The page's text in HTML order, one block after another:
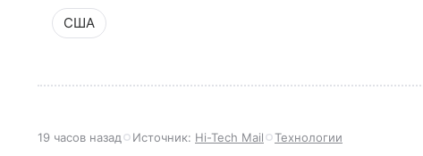
США
19 часов назад Источник: Hi-Tech Mail Технологии